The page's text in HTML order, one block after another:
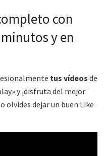
con
y en
tus vídeos de
y ¡disfruta del mejor
olvides dejar un buen Like